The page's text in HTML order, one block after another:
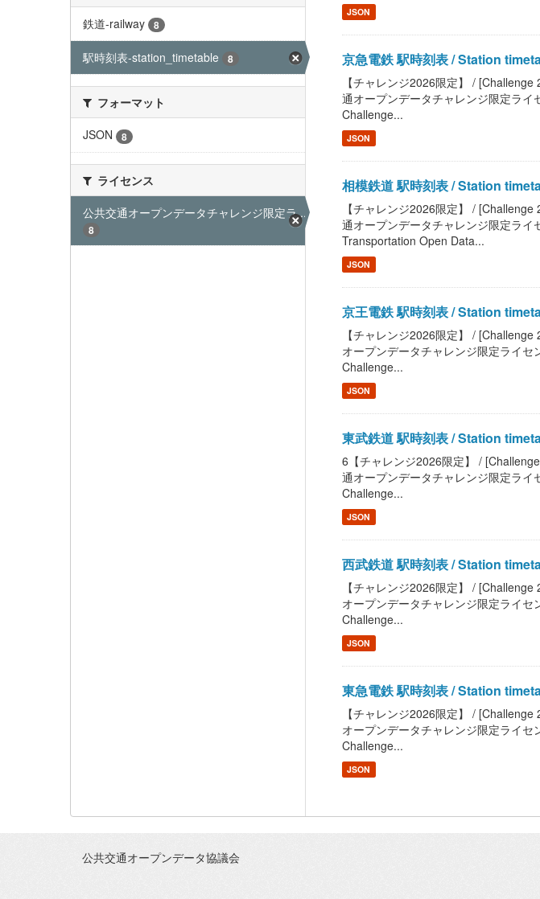
鉄道-railway
8
駅時刻表-station_timetable 8
フォーマット
JSON
8
ライセンス
公共交通オープンデータチャレンジ限定ラ...
8
JSON
京急電鉄 駅時刻表 / Station
【チャレンジ2026限定】 /
通オープンデータチャレンジ限定ラ
Challenge...
JSON
相模鉄道 駅時刻表 / Station
【チャレンジ2026限定】 /
通オープンデータチャレンジ限定ラ
Transportation Open Data...
JSON
京王電鉄 駅時刻表 / Station
【チャレンジ2026限定】 /
オープンデータチャレンジ限定ライ
Challenge...
JSON
東武鉄道 駅時刻表 / Station
6【チャレンジ2026限定】 /
通オープンデータチャレンジ限定ラ
Challenge...
JSON
西武鉄道 駅時刻表 / Station
【チャレンジ2026限定】 /
オープンデータチャレンジ限定ライ
Challenge...
JSON
東急電鉄 駅時刻表 / Station
【チャレンジ2026限定】 /
オープンデータチャレンジ限定ライ
Challenge...
JSON
公共交通オープンデータ協議会